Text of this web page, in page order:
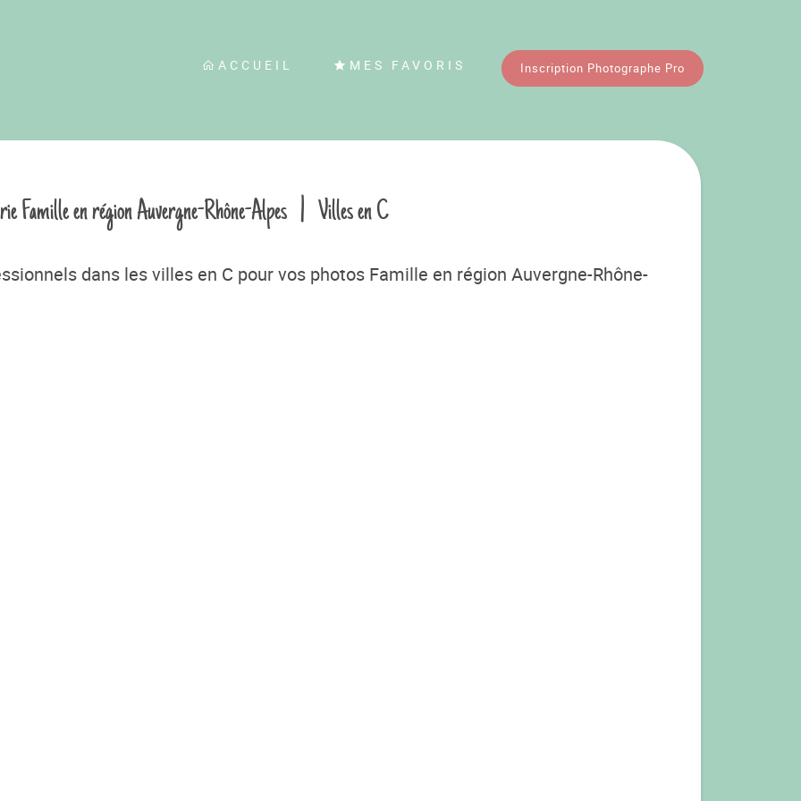
ACCUEIL MES FAVORIS Inscription Photographe Pro
Famille en région Auvergne-Rhône-Alpes | Villes en C
dans les villes en C pour vos photos Famille en région Auvergne-Rhône-